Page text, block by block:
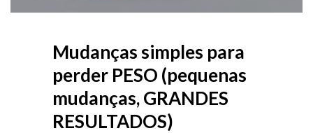
Mudanças simples para
perder PESO (pequenas
mudanças, GRANDES
RESULTADOS)